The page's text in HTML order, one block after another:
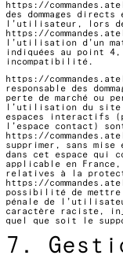
https://
des dommages
l’utilisateur, lors
https://
l’utilisation d’un
indiquées au point
incompatibilité.
https://
responsable des
perte de marché ou
l’utilisation du site
espaces interactifs
l’espace contact)
https://
supprimer, sans mise
dans cet espace
applicable en
relatives à la
https://
possibilité de
pénale de
caractère raciste,
quel que soit le
7.